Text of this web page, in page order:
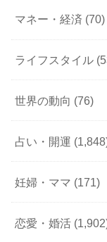
マネー・経済 (70)
ライフスタイル
世界の動向 (76)
占い・開運
妊婦・ママ (171)
恋愛・婚活